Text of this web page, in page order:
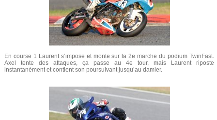
En course 1 Laurent s’impose et monte sur la 2e marche du podium TwinFast.
Axel tente des attaques, ça passe au 4e tour, mais Laurent riposte
instantanément et contient son poursuivant jusqu’au damier.